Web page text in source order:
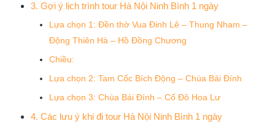
3. Gợi ý lịch trình tour Hà Nội Ninh Bình 1 ngày
Lựa chọn 1: Đền thờ Vua Đinh Lê – Thung Nham –
Động Thiên Hà – Hồ Đồng Chương
Chiều:
Lựa chọn 2: Tam Cốc Bích Động – Chùa Bái Đính
Lựa chọn 3: Chùa Bái Đính – Cố Đô Hoa Lư
4. Các lưu ý khi đi tour Hà Nội Ninh Bình 1 ngày